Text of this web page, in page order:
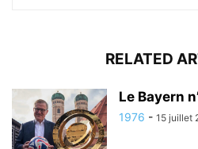
RELATED
Le Bayern
1976 - 15 juillet